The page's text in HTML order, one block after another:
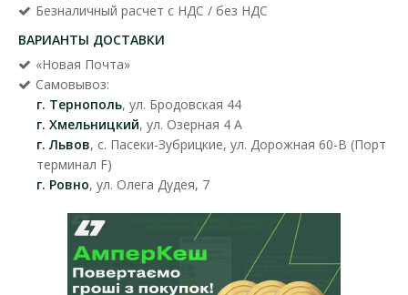
Безналичный расчет с НДС / без НДС
ВАРИАНТЫ ДОСТАВКИ
«Новая Почта»
Самовывоз:
г. Тернополь, ул. Бродовская 44
г. Хмельницкий, ул. Озерная 4 А
г. Львов, с. Пасеки-Зубрицкие, ул. Дорожная 60-В (Порт
терминал F)
г. Ровно, ул. Олега Дудея, 7